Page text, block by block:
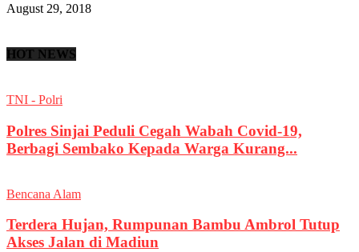
August 29, 2018
HOT NEWS
TNI - Polri
Polres Sinjai Peduli Cegah Wabah Covid-19,
Berbagi Sembako Kepada Warga Kurang...
Bencana Alam
Terdera Hujan, Rumpunan Bambu Ambrol Tutup
Akses Jalan di Madiun